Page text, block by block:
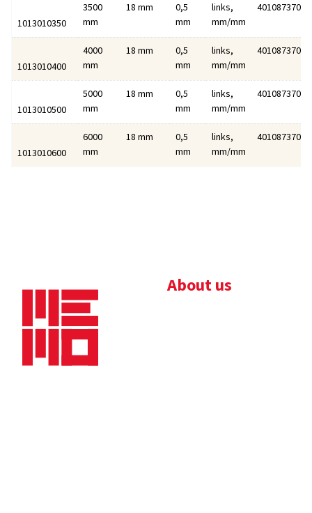
1013010350
3500
mm
18 mm
0,5
mm
links,
mm/mm
1013010400
4000
mm
18 mm
0,5
mm
links,
mm/mm
1013010500
5000
mm
18 mm
0,5
mm
links,
mm/mm
1013010600
6000
mm
18 mm
0,5
mm
links,
mm/mm
About us